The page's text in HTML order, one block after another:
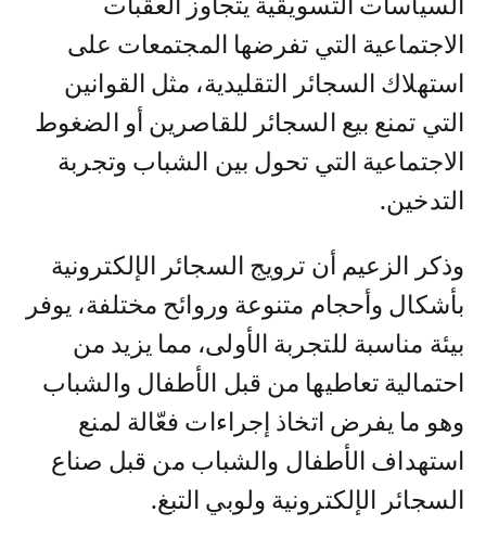
السياسات التسويقية يتجاوز العقبات
الاجتماعية التي تفرضها المجتمعات على
استهلاك السجائر التقليدية، مثل القوانين
التي تمنع بيع السجائر للقاصرين أو الضغوط
الاجتماعية التي تحول بين الشباب وتجربة
التدخين.
وذكر الزعيم أن ترويج السجائر الإلكترونية
بأشكال وأحجام متنوعة وروائح مختلفة، يوفر
بيئة مناسبة للتجربة الأولى، مما يزيد من
احتمالية تعاطيها من قبل الأطفال والشباب
وهو ما يفرض اتخاذ إجراءات فعّالة لمنع
استهداف الأطفال والشباب من قبل صناع
السجائر الإلكترونية ولوبي التبغ.